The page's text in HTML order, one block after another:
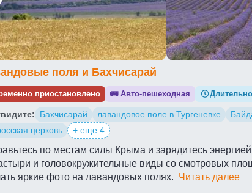
поля и Бахчисарай
приостановлено 🚌Авто-пешеходная
Бахчисарай лавандовое поле в Тургеневке
церковь
+ еще 4
по местам силы Крыма и зарядитесь
и головокружительные виды со смотровых
яркие фото на лавандовых полях. Читать далее